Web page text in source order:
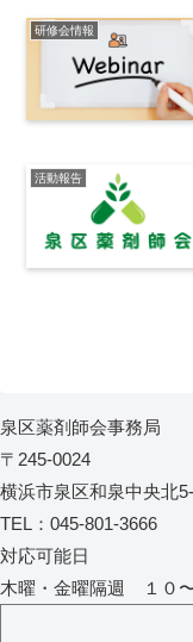
研修会情報
活動報告
泉区薬剤師会事務局
〒245-0024
横浜市泉区和泉中央北
TEL：045-801-3666
対応可能日
木曜・金曜隔週 １０